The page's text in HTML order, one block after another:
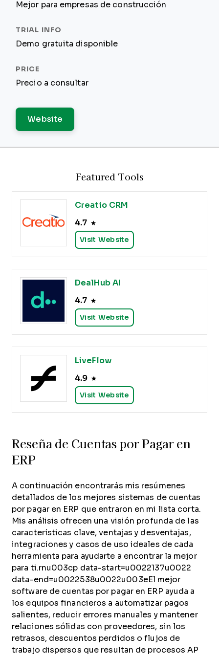
Mejor para empresas de construcción
Demo gratuita disponible
Precio a consultar
Website
Featured Tools
Creatio CRM
4.7
Visit Website
DealHub AI
4.7
Visit Website
LiveFlow
4.9
Visit Website
Reseña de Cuentas por Pagar en
ERP
A continuación encontrarás mis resúmenes
detallados de los mejores sistemas de cuentas
por pagar en ERP que entraron en mi lista corta.
Mis análisis ofrecen una visión profunda de las
características clave, ventajas y desventajas,
integraciones y casos de uso ideales de cada
herramienta para ayudarte a encontrar la mejor
para ti.rnu003cp data-start=u0022137u0022
data-end=u0022538u0022u003eEl mejor
software de cuentas por pagar en ERP ayuda a
los equipos financieros a automatizar pagos
salientes, reducir errores manuales y mantener
relaciones sólidas con proveedores, sin los
retrasos, descuentos perdidos o flujos de
trabajo dispersos que resultan de procesos AP